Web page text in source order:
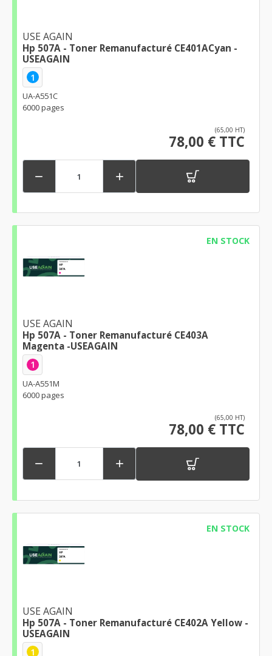
USE AGAIN
Hp 507A - Toner Remanufacturé CE401ACyan -
USEAGAIN
1
UA-A551C
6000 pages
(65,00 HT)
78,00 € TTC
 
EN STOCK
USE AGAIN
Hp 507A - Toner Remanufacturé CE403A
Magenta -USEAGAIN
1
UA-A551M
6000 pages
(65,00 HT)
78,00 € TTC
 
EN STOCK
USE AGAIN
Hp 507A - Toner Remanufacturé CE402A Yellow -
USEAGAIN
1